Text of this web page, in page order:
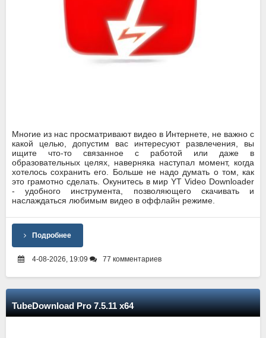
Многие из нас просматривают видео в Интернете, не важно с
какой целью, допустим вас интересуют развлечения, вы
ищите что-то связанное с работой или даже в
образовательных целях, наверняка наступал момент, когда
хотелось сохранить его. Больше не надо думать о том, как
это грамотно сделать. Окунитесь в мир YT Video Downloader
- удобного инструмента, позволяющего скачивать и
наслаждаться любимым видео в оффлайн режиме.
Подробнее
4-08-2026, 19:09 77 комментариев
TubeDownload Pro 7.5.11 x64